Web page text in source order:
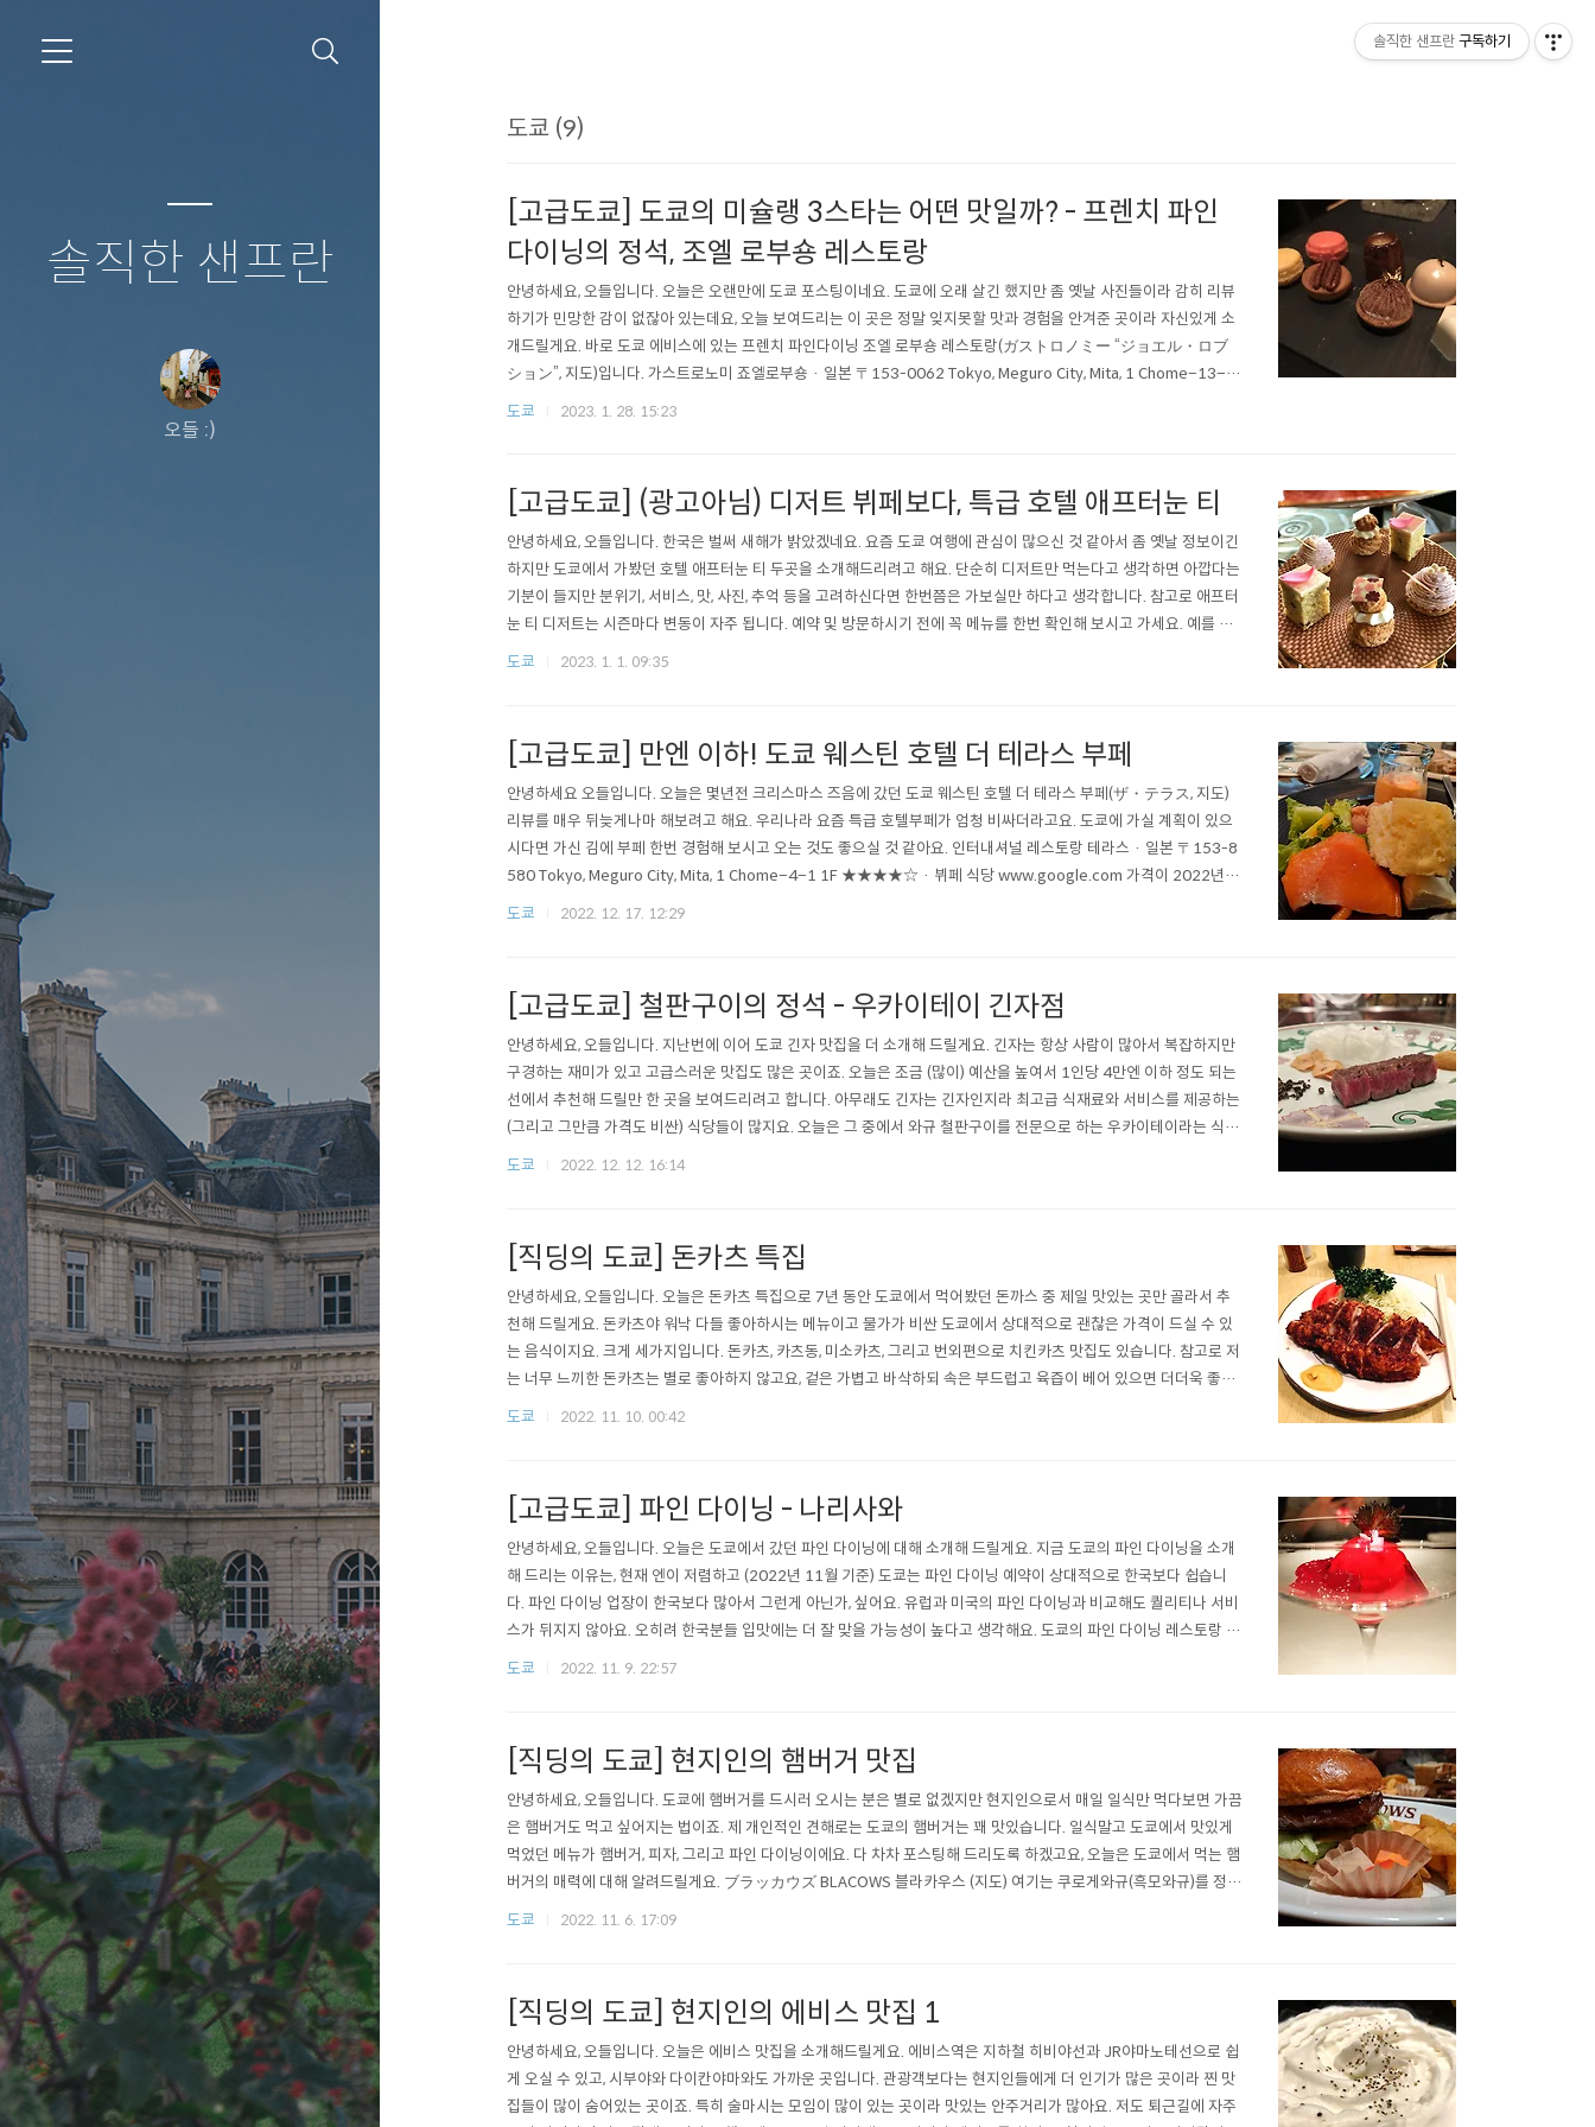
솔직한 샌프란
오들 :)
도쿄 (9)
[고급도쿄] 도쿄의 미슐랭 3스타는 어떤 맛일까? - 프렌치 파인
다이닝의 정석, 조엘 로부숑 레스토랑
안녕하세요, 오들입니다. 오늘은 오랜만에 도쿄 포스팅이네요. 도쿄에 오래 살긴 했지만 좀 옛날 사진들이라 감히 리뷰
하기가 민망한 감이 없잖아 있는데요, 오늘 보여드리는 이 곳은 정말 잊지못할 맛과 경험을 안겨준 곳이라 자신있게 소
개드릴게요. 바로 도쿄 에비스에 있는 프렌치 파인다이닝 조엘 로부숑 레스토랑(ガストロノミー “ジョエル・ロブ
ション”, 지도)입니다. 가스트로노미 죠엘로부숑 · 일본 〒153-0062 Tokyo, Meguro City, Mita, 1 Chome−13−1
恵比寿ガーデンプレ ★★★★★ · 프랑스 음식점 www.google.com 저희는 무려 5년 전인 2018년에 방문했고
도쿄 2023. 1. 28. 15:23
[고급도쿄] (광고아님) 디저트 뷔페보다, 특급 호텔 애프터눈 티
안녕하세요, 오들입니다. 한국은 벌써 새해가 밝았겠네요. 요즘 도쿄 여행에 관심이 많으신 것 같아서 좀 옛날 정보이긴
하지만 도쿄에서 가봤던 호텔 애프터눈 티 두곳을 소개해드리려고 해요. 단순히 디저트만 먹는다고 생각하면 아깝다는
기분이 들지만 분위기, 서비스, 맛, 사진, 추억 등을 고려하신다면 한번쯤은 가보실만 하다고 생각합니다. 참고로 애프터
눈 티 디저트는 시즌마다 변동이 자주 됩니다. 예약 및 방문하시기 전에 꼭 메뉴를 한번 확인해 보시고 가세요. 예를 들
어, 딸기를 테마로 하는 애프터눈 티(일본은 겨울에 특히 자주 합니다)인데 딸기를 별로 안 좋아하시는 분이 가시면 정
도쿄 2023. 1. 1. 09:35
[고급도쿄] 만엔 이하! 도쿄 웨스틴 호텔 더 테라스 부페
안녕하세요 오들입니다. 오늘은 몇년전 크리스마스 즈음에 갔던 도쿄 웨스틴 호텔 더 테라스 부페(ザ・テラス, 지도)
리뷰를 매우 뒤늦게나마 해보려고 해요. 우리나라 요즘 특급 호텔부페가 엄청 비싸더라고요. 도쿄에 가실 계획이 있으
시다면 가신 김에 부페 한번 경험해 보시고 오는 것도 좋으실 것 같아요. 인터내셔널 레스토랑 테라스 · 일본 〒153-8
580 Tokyo, Meguro City, Mita, 1 Chome−4−1 1F ★★★★☆ · 뷔페 식당 www.google.com 가격이 2022년 1
2월 기준으로 점심부페가 7000엔 이하, 저녁부페는 1만엔 이하면 굉장히 좋은 가격이라고 생각되는데요, 주말을 피해
도쿄 2022. 12. 17. 12:29
[고급도쿄] 철판구이의 정석 - 우카이테이 긴자점
안녕하세요, 오들입니다. 지난번에 이어 도쿄 긴자 맛집을 더 소개해 드릴게요. 긴자는 항상 사람이 많아서 복잡하지만
구경하는 재미가 있고 고급스러운 맛집도 많은 곳이죠. 오늘은 조금 (많이) 예산을 높여서 1인당 4만엔 이하 정도 되는
선에서 추천해 드릴만 한 곳을 보여드리려고 합니다. 아무래도 긴자는 긴자인지라 최고급 식재료와 서비스를 제공하는
(그리고 그만큼 가격도 비싼) 식당들이 많지요. 오늘은 그 중에서 와규 철판구이를 전문으로 하는 우카이테이라는 식당
을 소개해 드릴게요. 엄밀히 말해 파인 다이닝으로 분류되지는 않겠지만 가격대로 보나 요리와 서비스의 수준으로 보
도쿄 2022. 12. 12. 16:14
[직딩의 도쿄] 돈카츠 특집
안녕하세요, 오들입니다. 오늘은 돈카츠 특집으로 7년 동안 도쿄에서 먹어봤던 돈까스 중 제일 맛있는 곳만 골라서 추
천해 드릴게요. 돈카츠야 워낙 다들 좋아하시는 메뉴이고 물가가 비싼 도쿄에서 상대적으로 괜찮은 가격이 드실 수 있
는 음식이지요. 크게 세가지입니다. 돈카츠, 카츠동, 미소카츠, 그리고 번외편으로 치킨카츠 맛집도 있습니다. 참고로 저
는 너무 느끼한 돈카츠는 별로 좋아하지 않고요, 겉은 가볍고 바삭하되 속은 부드럽고 육즙이 베어 있으면 더더욱 좋습
니다. 이런 입맛을 기준으로 추천드리는 맛집들이니 참고 부탁드릴게요. 돈카츠 돈카츠 마이센 とんかつまい泉 青山
도쿄 2022. 11. 10. 00:42
[고급도쿄] 파인 다이닝 - 나리사와
안녕하세요, 오들입니다. 오늘은 도쿄에서 갔던 파인 다이닝에 대해 소개해 드릴게요. 지금 도쿄의 파인 다이닝을 소개
해 드리는 이유는, 현재 엔이 저렴하고 (2022년 11월 기준) 도쿄는 파인 다이닝 예약이 상대적으로 한국보다 쉽습니
다. 파인 다이닝 업장이 한국보다 많아서 그런게 아닌가, 싶어요. 유럽과 미국의 파인 다이닝과 비교해도 퀄리티나 서비
스가 뒤지지 않아요. 오히려 한국분들 입맛에는 더 잘 맞을 가능성이 높다고 생각해요. 도쿄의 파인 다이닝 레스토랑 중
해외에 가장 많이 알려진 곳은 아마 오늘 소개해 드리는 나리사와가 아닐까 싶어요. 미슐랭 스타 외에도 세계 50대 레
도쿄 2022. 11. 9. 22:57
[직딩의 도쿄] 현지인의 햄버거 맛집
안녕하세요, 오들입니다. 도쿄에 햄버거를 드시러 오시는 분은 별로 없겠지만 현지인으로서 매일 일식만 먹다보면 가끔
은 햄버거도 먹고 싶어지는 법이죠. 제 개인적인 견해로는 도쿄의 햄버거는 꽤 맛있습니다. 일식말고 도쿄에서 맛있게
먹었던 메뉴가 햄버거, 피자, 그리고 파인 다이닝이에요. 다 차차 포스팅해 드리도록 하겠고요, 오늘은 도쿄에서 먹는 햄
버거의 매력에 대해 알려드릴게요. ブラッカウズ BLACOWS 블라카우스 (지도) 여기는 쿠로게와규(흑모와규)를 정성
껏 마사지해서 햄버거 패티를 만듭니다 (오픈키친이라 마사지 하시는 모습이 보입니다). 조금 가격이 있지만 납득이 충
도쿄 2022. 11. 6. 17:09
[직딩의 도쿄] 현지인의 에비스 맛집 1
안녕하세요, 오들입니다. 오늘은 에비스 맛집을 소개해드릴게요. 에비스역은 지하철 히비야선과 JR야마노테선으로 쉽
게 오실 수 있고, 시부야와 다이칸야마와도 가까운 곳입니다. 관광객보다는 현지인들에게 더 인기가 많은 곳이라 찐 맛
집들이 많이 숨어있는 곳이죠. 특히 술마시는 모임이 많이 있는 곳이라 맛있는 안주거리가 많아요. 저도 퇴근길에 자주
솔직한 샌프란 구독하기